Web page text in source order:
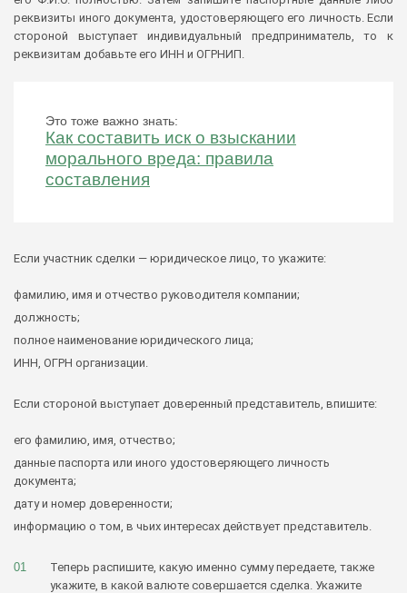
реквизиты иного документа, удостоверяющего его личность. Если
стороной выступает индивидуальный предприниматель, то к
реквизитам добавьте его ИНН и ОГРНИП.
Это тоже важно знать:
Как составить иск о взыскании
морального вреда: правила
составления
Если участник сделки — юридическое лицо, то укажите:
фамилию, имя и отчество руководителя компании;
должность;
полное наименование юридического лица;
ИНН, ОГРН организации.
Если стороной выступает доверенный представитель, впишите:
его фамилию, имя, отчество;
данные паспорта или иного удостоверяющего личность
документа;
дату и номер доверенности;
информацию о том, в чьих интересах действует представитель.
Теперь распишите, какую именно сумму передаете, также
укажите, в какой валюте совершается сделка. Укажите